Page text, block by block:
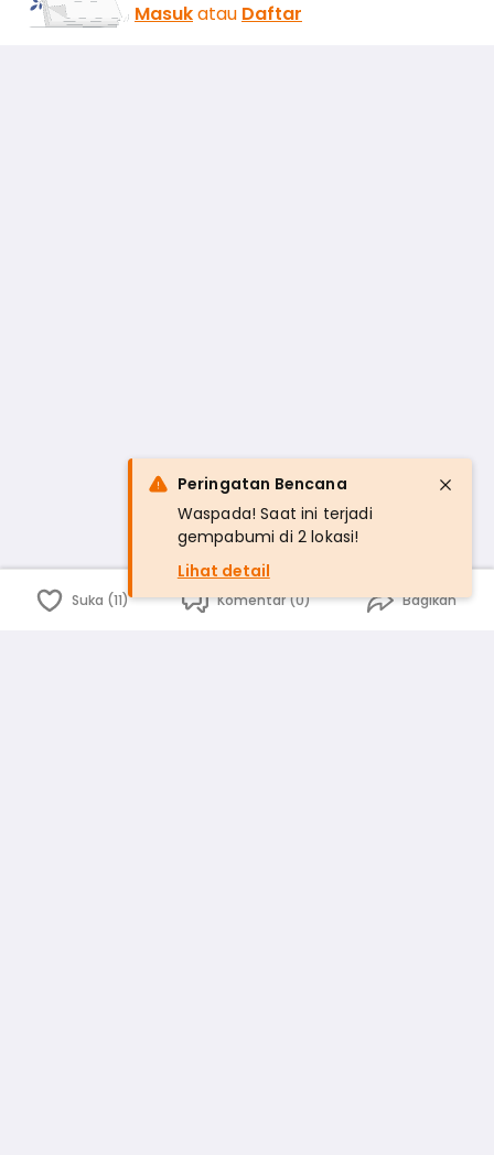
Masukatau Daftar
Suka (11) Komentar (0) Bagikan
Peringatan Bencana
Waspada! Saat ini terjadi
gempabumi di 2 lokasi!
Lihat detail